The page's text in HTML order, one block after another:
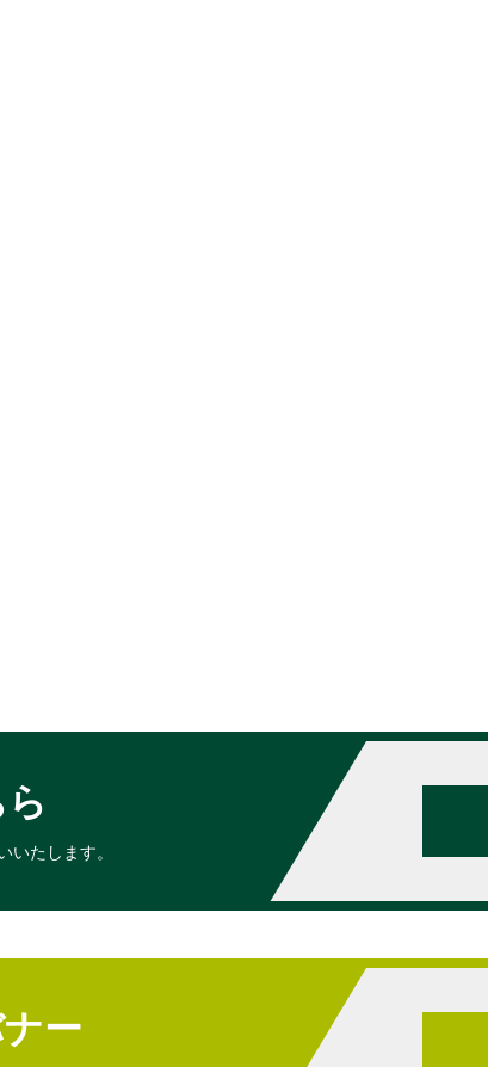
いたします。
ー